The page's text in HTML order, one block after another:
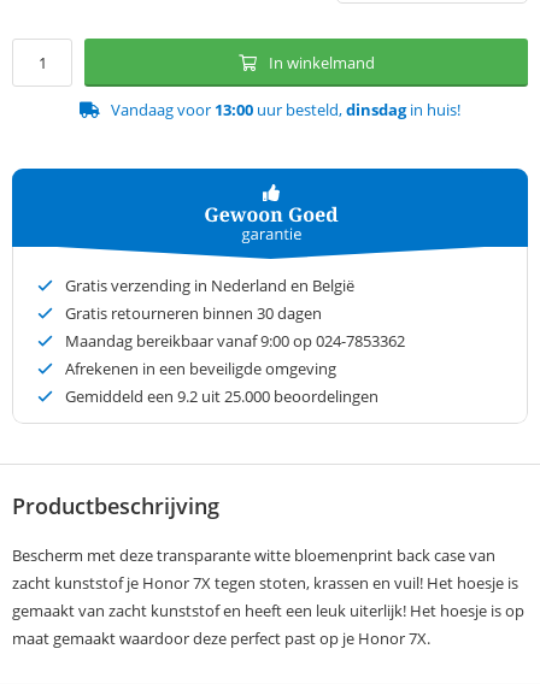
In winkelmand
Vandaag voor 13:00 uur besteld,dinsdagin huis!
Gratis verzending in Nederland en België
Gratis retourneren binnen 30 dagen
Maandag bereikbaar vanaf 9:00 op 024-7853362
Afrekenen in een beveiligde omgeving
Gemiddeld een 9.2 uit 25.000 beoordelingen
Productbeschrijving
Bescherm met deze transparante witte bloemenprint back case van
zacht kunststof je Honor 7X tegen stoten, krassen en vuil! Het hoesje is
gemaakt van zacht kunststof en heeft een leuk uiterlijk! Het hoesje is op
maat gemaakt waardoor deze perfect past op je Honor 7X.